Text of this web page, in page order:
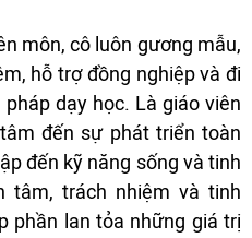
môn, cô luôn gương mẫu,
hỗ trợ đồng nghiệp và đi
dạy học. Là giáo viên
đến sự phát triển toàn
đến kỹ năng sống và tinh
tâm, trách nhiệm và tinh
phần lan tỏa những giá trị